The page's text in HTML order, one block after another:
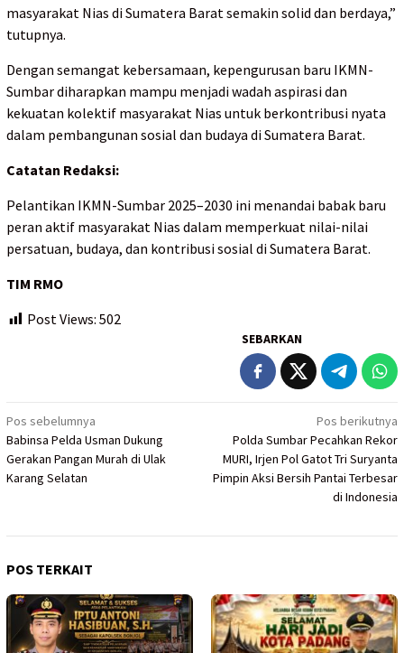
masyarakat Nias di Sumatera Barat semakin solid dan berdaya,”
tutupnya.
Dengan semangat kebersamaan, kepengurusan baru IKMN-
Sumbar diharapkan mampu menjadi wadah aspirasi dan
kekuatan kolektif masyarakat Nias untuk berkontribusi nyata
dalam pembangunan sosial dan budaya di Sumatera Barat.
Catatan Redaksi:
Pelantikan IKMN-Sumbar 2025–2030 ini menandai babak baru
peran aktif masyarakat Nias dalam memperkuat nilai-nilai
persatuan, budaya, dan kontribusi sosial di Sumatera Barat.
TIM RMO
Post Views: 502
SEBARKAN
Navigasi
pos
Pos sebelumnya
Babinsa Pelda Usman Dukung
Gerakan Pangan Murah di Ulak
Karang Selatan
Pos berikutnya
Polda Sumbar Pecahkan Rekor
MURI, Irjen Pol Gatot Tri Suryanta
Pimpin Aksi Bersih Pantai Terbesar
di Indonesia
POS TERKAIT